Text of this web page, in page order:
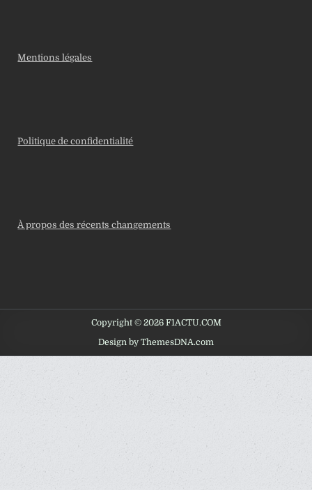
Mentions légales
Politique de confidentialité
À propos des récents changements
Copyright © 2026 F1ACTU.COM
Design by ThemesDNA.com